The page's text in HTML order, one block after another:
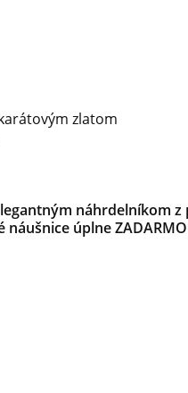
zlatom
náhrdelníkom z
úplne